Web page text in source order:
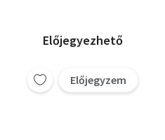
Előjegyezhető
Előjegyzem